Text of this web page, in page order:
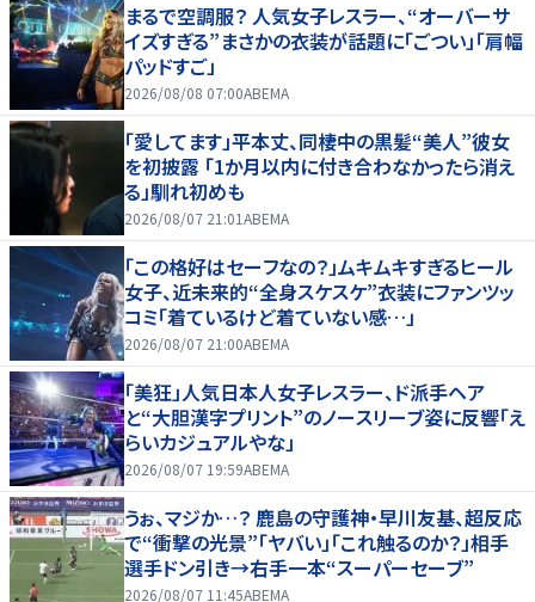
まるで空調服？ 人気女子レスラー、“オーバーサ
イズすぎる”まさかの衣装が話題に「ごつい」「肩幅
パッドすご」
2026/08/08 07:00ABEMA
「愛してます」平本丈、同棲中の黒髪“美人”彼女
を初披露 「1か月以内に付き合わなかったら消え
る」馴れ初めも
2026/08/07 21:01ABEMA
「この格好はセーフなの？」ムキムキすぎるヒール
女子、近未来的“全身スケスケ”衣装にファンツッ
コミ「着ているけど着ていない感…」
2026/08/07 21:00ABEMA
「美狂」人気日本人女子レスラー、ド派手ヘア
と“大胆漢字プリント”のノースリーブ姿に反響「え
らいカジュアルやな」
2026/08/07 19:59ABEMA
うぉ、マジか…？ 鹿島の守護神・早川友基、超反応
で“衝撃の光景”「ヤバい」「これ触るのか？」相手
選手ドン引き→右手一本“スーパーセーブ”
2026/08/07 11:45ABEMA